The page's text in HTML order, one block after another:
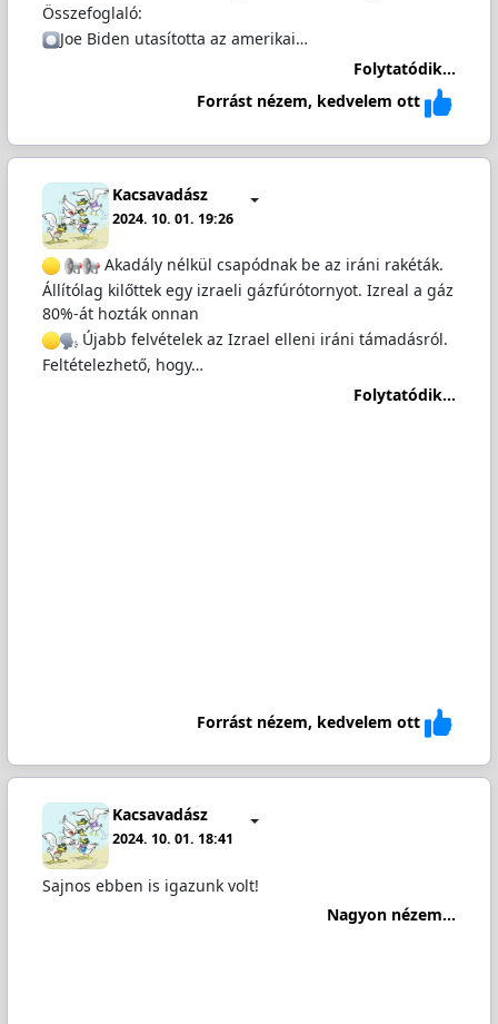
Összefoglaló:
Joe Biden utasította az amerikai…
Folytatódik...
Forrást nézem, kedvelem ott
Kacsavadász
2024. 10. 01. 19:26
Akadály nélkül csapódnak be az iráni rakéták.
Állítólag kilőttek egy izraeli gázfúrótornyot. Izreal a gáz
80%-át hozták onnan
Újabb felvételek az Izrael elleni iráni támadásról.
Feltételezhető, hogy…
Folytatódik...
Forrást nézem, kedvelem ott
Kacsavadász
2024. 10. 01. 18:41
Sajnos ebben is igazunk volt!
Nagyon nézem...